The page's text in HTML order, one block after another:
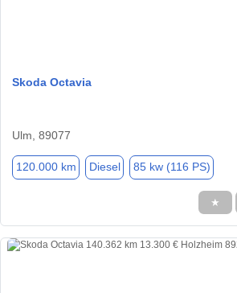
Skoda Octavia
Ulm, 89077
120.000 km Diesel 85 kw (116 PS)
★